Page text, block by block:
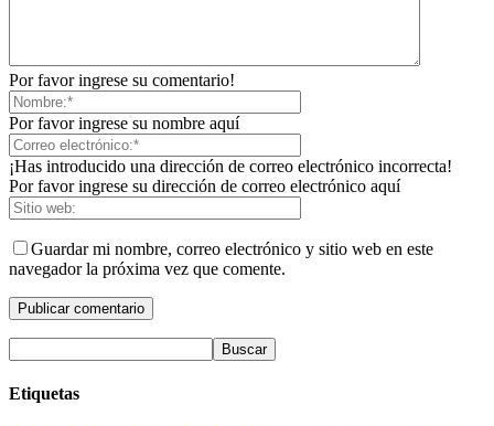
Por favor ingrese su comentario!
Por favor ingrese su nombre aquí
¡Has introducido una dirección de correo electrónico incorrecta!
Por favor ingrese su dirección de correo electrónico aquí
Guardar mi nombre, correo electrónico y sitio web en este
navegador la próxima vez que comente.
Etiquetas